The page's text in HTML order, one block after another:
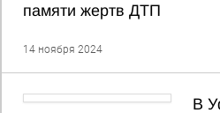
памяти жертв ДТП
14 ноября 2024
В